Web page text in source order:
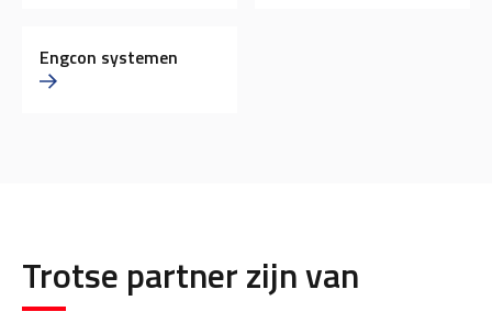
Engcon systemen
Trotse partner zijn van